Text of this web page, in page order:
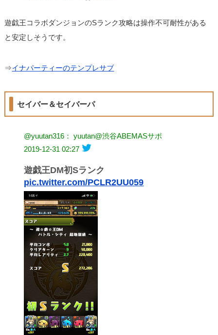
遊戯王コラボダンジョンのSランク攻略は操作不可耐性がある
と安定しそうです。
⇒イナパーティーのテンプレサブ
セイバー＆セイバーパ
@yuutan316： yuutan@渋谷ABEMASサポ
2019-12-31 02:27
遊戯王DM初Sランク
pic.twitter.com/PCLR2UU059